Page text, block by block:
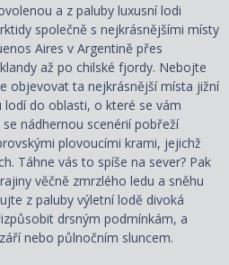
a z paluby luxusní lodi
společně s nejkrásnějšími místy
Aires v Argentině přes
až po chilské fjordy. Nebojte
objevovat ta nejkrásnější místa jižní
lodí do oblasti, o které se vám
nádhernou scenérií pobřeží
plovoucími krami, jejichž
Táhne vás to spíše na sever? Pak
věčně zmrzlého ledu a sněhu
z paluby výletní lodě divoká
drsným podmínkám, a
nebo půlnočním sluncem.